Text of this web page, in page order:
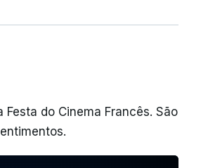
do Cinema Francês. São